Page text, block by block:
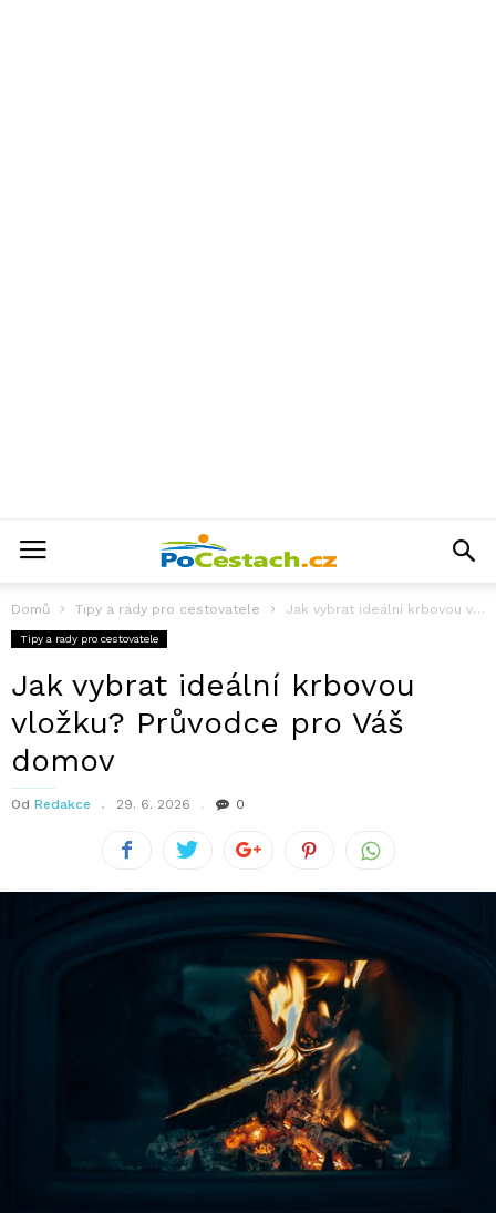
Domů Tipy a rady pro cestovatele Jak vybrat ideální krbovou vložku? Průvodce pro Váš domov
Tipy a rady pro cestovatele
Jak vybrat ideální krbovou
vložku? Průvodce pro Váš
domov
Od Redakce 29. 6. 2026 0